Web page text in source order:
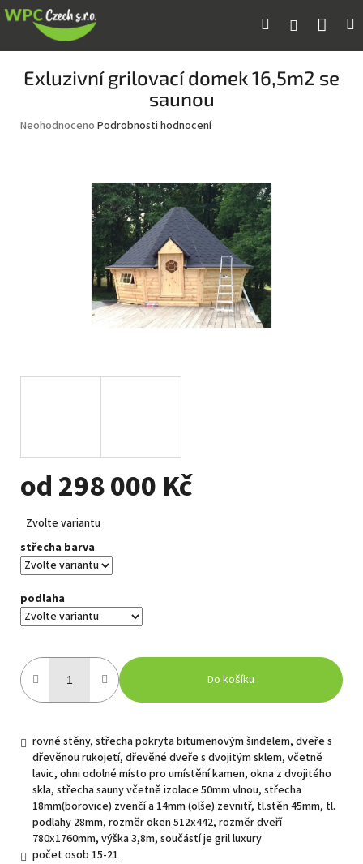
Přejít
na
Hledat Přihlášení
Exluzivní grilovací domek 16,5m2 se
saunou
Průměrné
Neohodnoceno Podrobnosti hodnocení
od298 000 Kč
cena:
Zvolte variantu
střecha barva
podlaha
Do košíku
rovné stěny, střecha pokryta bitumenovým šindelem, dveře s
dřevěnou rukojetí, dřevěné dveře s dvojitým sklem, včetně
lavic, ohni odolné místo pro umístění kamen, okna z dvojitého
skla, střecha sauny včetně izolace 50mm vlnou, střecha
18mm(borovice) zvenčí a 14mm (olše) zevnitř, tl.stěn 45mm, tl.
podlahy 28mm, rozměr oken 512x442, rozměr dveří
780x1760mm, výška 3,8m, součástí je gril luxury
počet osob 15-21